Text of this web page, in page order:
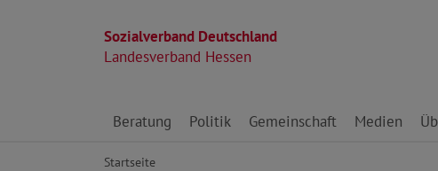
Sozialverband Deutschland
Landesverband Hessen
Direkt zu den Inhalten springen
Beratung Politik Gemeinschaft Medien
Startseite